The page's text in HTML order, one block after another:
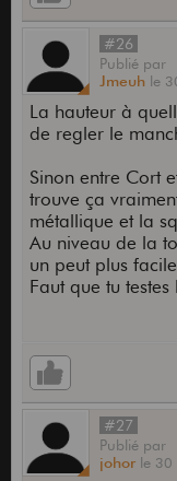
#26
Publié par
Jmeuh le
La hauteur à
de regler le
Sinon entre Cort
trouve ça
métallique et la
Au niveau de la
un peut plus
Faut que tu
#27
Publié par
johor le 30